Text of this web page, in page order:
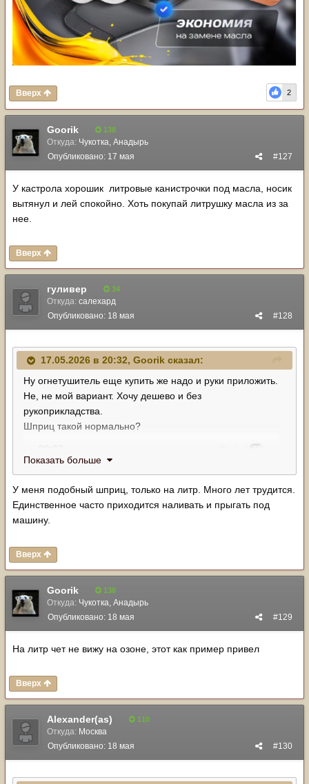
2
Вверх
Goorik 138
Откуда: Чукотка, Анадырь
#127
Опубликовано: 17 мая
У кастрола хорошик литровые канистрочки под масла, носик
вытянул и лей спокойно. Хоть покупай литрушку масла из за
нее.
Вверх
гуливер 34
Откуда: салехард
#128
Опубликовано: 18 мая
17.05.2026 в 20:32, Goorik сказал:
Ну огнетушитель еще купить же надо и руки приложить.
Не, не мой вариант. Хочу дешево и без
рукоприкладства.
Шприц такой нормально?
Показать больше
У меня подобный шприц, только на литр. Много лет трудится.
Единственное часто приходится наливать и прыгать под
машину.
Вверх
Goorik 138
Откуда: Чукотка, Анадырь
#129
Опубликовано: 18 мая
На литр чет не вижу на озоне, этот как пример привел
Вверх
Alexander(as) 110
Откуда: Москва
#130
Опубликовано: 18 мая